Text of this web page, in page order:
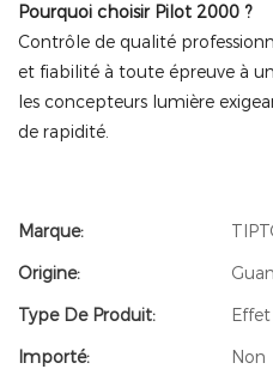
Pourquoi choisir Pilot 2000 ?
Contrôle de qualité
et fiabilité à toute épreuve à
les concepteurs lumière
de rapidité.
Marque:
Origine:
Type De Produit:
Importé:
Non